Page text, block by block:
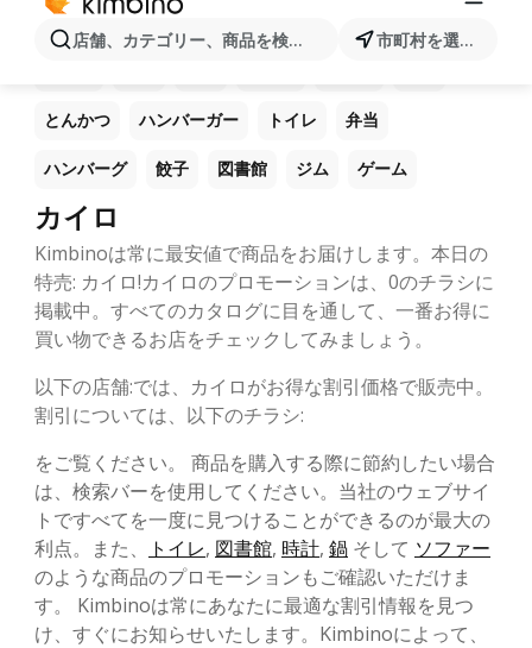
店舗、カテゴリー、商品を検索... 市町村を選択します
とんかつ ハンバーガー トイレ 弁当
ハンバーグ 餃子 図書館 ジム ゲーム
カイロ
Kimbinoは常に最安値で商品をお届けします。本日の
特売: カイロ!カイロのプロモーションは、0のチラシに
掲載中。すべてのカタログに目を通して、一番お得に
買い物できるお店をチェックしてみましょう。
以下の店舗:では、カイロがお得な割引価格で販売中。
割引については、以下のチラシ:
をご覧ください。 商品を購入する際に節約したい場合
は、検索バーを使用してください。当社のウェブサイ
トですべてを一度に見つけることができるのが最大の
利点。また、
トイレ, 図書館, 時計, 鍋 そして ソファー
のような商品のプロモーションもご確認いただけま
す。 Kimbinoは常にあなたに最適な割引情報を見つ
け、すぐにお知らせいたします。Kimbinoによって、